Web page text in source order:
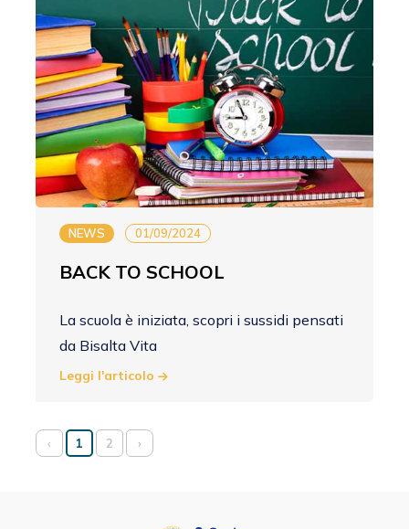
NEWS 01/09/2024
BACK TO SCHOOL
La scuola è iniziata, scopri i sussidi pensati
da Bisalta Vita
Leggi l'articolo
‹ 1 2 ›